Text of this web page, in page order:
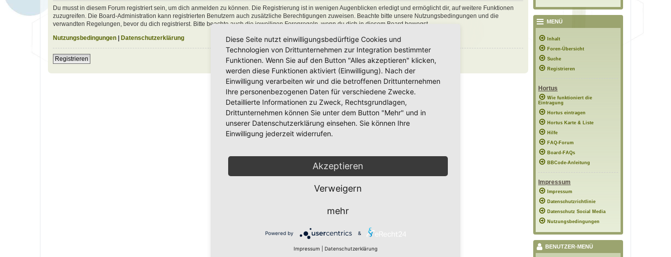
Du musst in diesem Forum registriert sein, um dich anmelden zu können. Die Registrierung ist in wenigen Augenblicken erledigt und ermöglicht dir, auf weitere Funktionen
zuzugreifen. Die Board-Administration kann registrierten Benutzern auch zusätzliche Berechtigungen zuweisen. Beachte bitte unsere Nutzungsbedingungen und die
verwandten Regelungen, bevor du dich registrierst. Bitte beachte auch die jeweiligen Forenregeln, wenn du dich in diesem Board bewegst.
Nutzungsbedingungen | Datenschutzerklärung
Registrieren
MENÜ
Inhalt
Foren-Übersicht
Suche
Registrieren
Hortus
Wie funktioniert die
Eintragung
Hortus eintragen
Hortus Karte & Liste
Hilfe
FAQ-Forum
Board-FAQs
BBCode-Anleitung
Impressum
Impressum
Datenschutzrichtlinie
Datenschutz Social Media
Nutzungsbedingungen
BENUTZER-MENÜ
Diese Seite nutzt einwilligungsbedürftige Cookies und
Technologien von Drittunternehmen zur Integration bestimmter
Funktionen. Wenn Sie auf den Button "Alles akzeptieren" klicken,
werden diese Funktionen aktiviert (Einwilligung). Nach der
Einwilligung verarbeiten wir und die betroffenen Drittunternehmen
Ihre personenbezogenen Daten für verschiedene Zwecke.
Detaillierte Informationen zu Zweck, Rechtsgrundlagen,
Drittunternehmen können Sie unter dem Button "Mehr" und in
unserer Datenschutzerklärung einsehen. Sie können Ihre
Einwilligung jederzeit widerrufen.
Akzeptieren
Verweigern
mehr
Powered by &
Impressum Datenschutzerklärung